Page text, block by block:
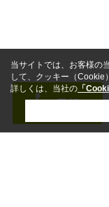
電話
当サイトでは、お客様の
して、クッキー（Cookie
詳しくは、当社の 「